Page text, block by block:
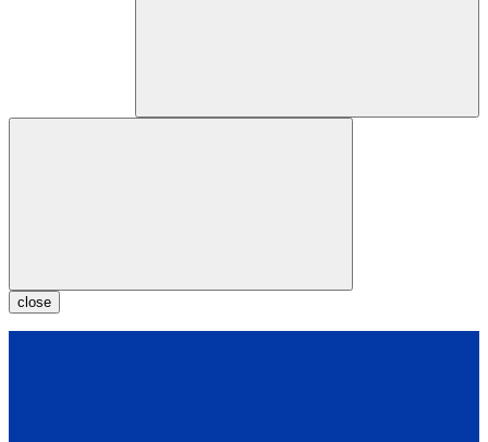
close